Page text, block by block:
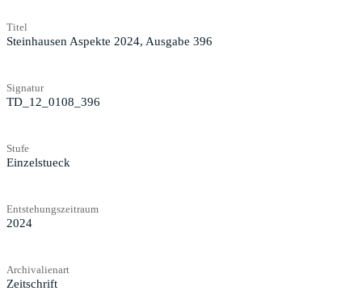
Titel
Steinhausen Aspekte 2024, Ausgabe 396
Signatur
TD_12_0108_396
Stufe
Einzelstueck
Entstehungszeitraum
2024
Archivalienart
Zeitschrift